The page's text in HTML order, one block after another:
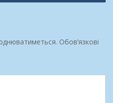
Обов’язкові